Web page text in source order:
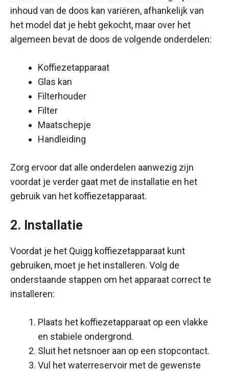
inhoud van de doos kan variëren, afhankelijk van
het model dat je hebt gekocht, maar over het
algemeen bevat de doos de volgende onderdelen:
Koffiezetapparaat
Glas kan
Filterhouder
Filter
Maatschepje
Handleiding
Zorg ervoor dat alle onderdelen aanwezig zijn
voordat je verder gaat met de installatie en het
gebruik van het koffiezetapparaat.
2. Installatie
Voordat je het Quigg koffiezetapparaat kunt
gebruiken, moet je het installeren. Volg de
onderstaande stappen om het apparaat correct te
installeren:
Plaats het koffiezetapparaat op een vlakke
en stabiele ondergrond.
Sluit het netsnoer aan op een stopcontact.
Vul het waterreservoir met de gewenste